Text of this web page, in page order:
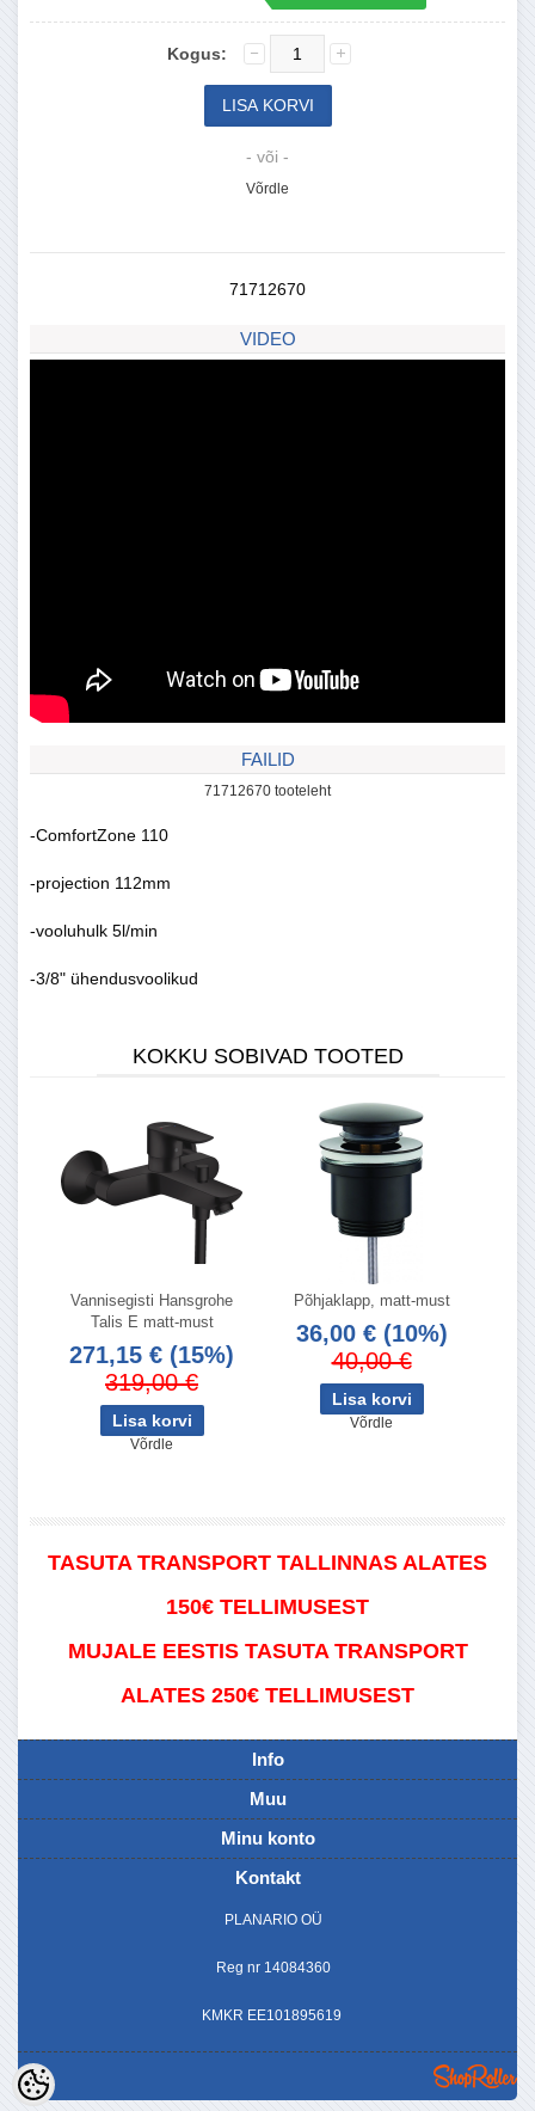
Kogus:
- või -
Võrdle
71712670
VIDEO
FAILID
71712670 tooteleht
-ComfortZone 110
-projection 112mm
-vooluhulk 5l/min
-3/8" ühendusvoolikud
KOKKU SOBIVAD TOOTED
Vannisegisti Hansgrohe
Talis E matt-must
271,15 € (15%)
319,00 €
Võrdle
Põhjaklapp, matt-must
36,00 € (10%)
40,00 €
Võrdle
TASUTA TRANSPORT TALLINNAS ALATES
150€ TELLIMUSEST
MUJALE EESTIS TASUTA TRANSPORT
ALATES 250€ TELLIMUSEST
Info
Muu
Minu konto
Kontakt
PLANARIO OÜ
Reg nr 14084360
KMKR EE101895619